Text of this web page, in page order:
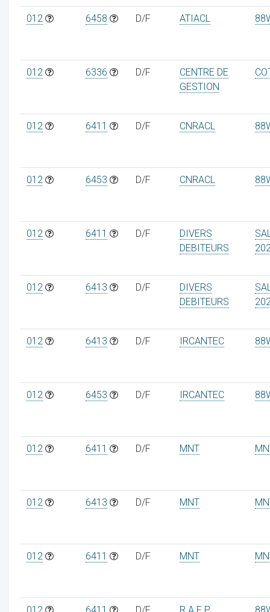
012 6458 D/F ATIACL
012 6336 D/F
CENTRE DE
GESTION
012 6411 D/F CNRACL
012 6453 D/F CNRACL
012 6411 D/F
DIVERS
DEBITEURS
012 6413 D/F
DIVERS
DEBITEURS
012 6413 D/F IRCANTEC
012 6453 D/F IRCANTEC
012 6411 D/F MNT
012 6413 D/F MNT
012 6411 D/F MNT